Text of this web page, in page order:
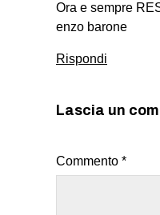
Ora e sempre
enzo barone
Rispondi
Lascia un
Commento *